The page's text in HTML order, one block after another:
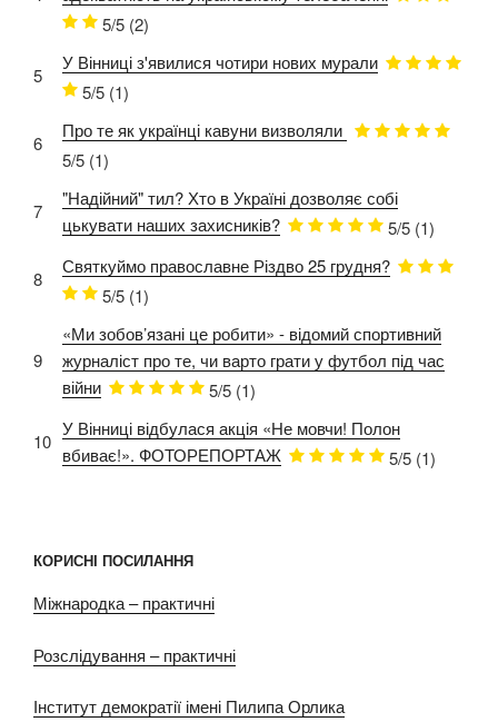
5/5 (2)
5
У Вінниці з'явилися чотири нових мурали
5/5 (1)
6
Про те як українці кавуни визволяли
5/5 (1)
7
"Надійний" тил? Хто в Україні дозволяє собі
цькувати наших захисників?
5/5 (1)
8
Святкуймо православне Різдво 25 грудня?
5/5 (1)
9
«Ми зобов’язані це робити» - відомий спортивний
журналіст про те, чи варто грати у футбол під час
війни
5/5 (1)
10
У Вінниці відбулася акція «Не мовчи! Полон
вбиває!». ФОТОРЕПОРТАЖ
5/5 (1)
КОРИСНІ ПОСИЛАННЯ
Міжнародка – практичні
Розслідування – практичні
Інститут демократії імені Пилипа Орлика